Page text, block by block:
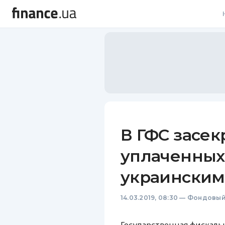
В ГФС
14.03.2019, 08:30 —